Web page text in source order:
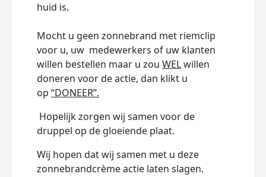
huid is.
Mocht u geen zonnebrand met riemclip
voor u, uw medewerkers of uw klanten
willen bestellen maar u zou WELwillen
doneren voor de actie, dan klikt u
op “DONEER”.
Hopelijk zorgen wij samen voor de
druppel op de gloeiende plaat.
Wij hopen dat wij samen met u deze
zonnebrandcrème actie laten slagen.